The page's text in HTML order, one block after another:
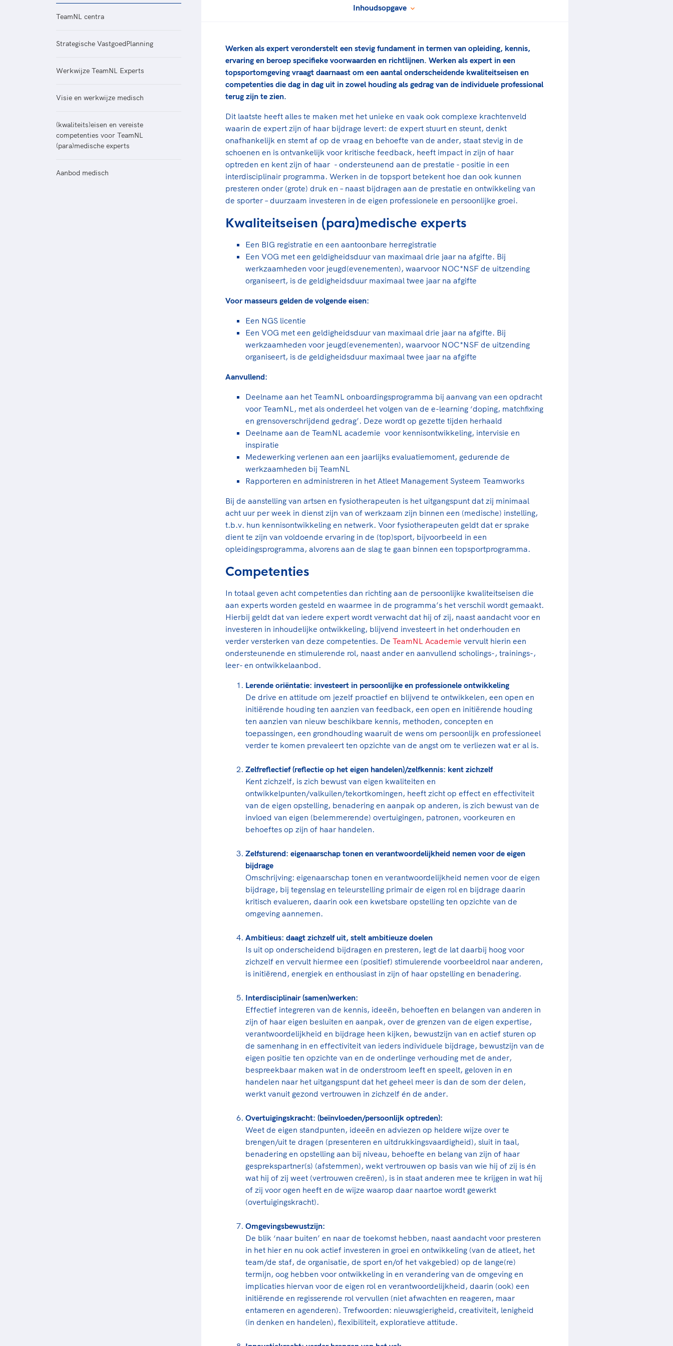
Sportakkoord II
Duurzaamheid
Vitale clubs en bestuurlijk kader
TeamNL centra
Strategische VastgoedPlanning
Werkwijze TeamNL Experts
Visie en werkwijze medisch
(kwaliteits)eisen en vereiste
competenties voor TeamNL
(para)medische experts
Aanbod medisch
Inhoudsopgave
Werken als expert veronderstelt een stevig fundament in termen van opleiding, kennis,
ervaring en beroep specifieke voorwaarden en richtlijnen. Werken als expert in een
topsportomgeving vraagt daarnaast om een aantal onderscheidende kwaliteitseisen en
competenties die dag in dag uit in zowel houding als gedrag van de individuele professional
terug zijn te zien.
Dit laatste heeft alles te maken met het unieke en vaak ook complexe krachtenveld
waarin de expert zijn of haar bijdrage levert: de expert stuurt en steunt, denkt
onafhankelijk en stemt af op de vraag en behoefte van de ander, staat stevig in de
schoenen en is ontvankelijk voor kritische feedback, heeft impact in zijn of haar
optreden en kent zijn of haar - ondersteunend aan de prestatie - positie in een
interdisciplinair programma. Werken in de topsport betekent hoe dan ook kunnen
presteren onder (grote) druk en – naast bijdragen aan de prestatie en ontwikkeling van
de sporter – duurzaam investeren in de eigen professionele en persoonlijke groei.
Kwaliteitseisen (para)medische experts
Een BIG registratie en een aantoonbare herregistratie
Een VOG met een geldigheidsduur van maximaal drie jaar na afgifte. Bij
werkzaamheden voor jeugd(evenementen), waarvoor NOC*NSF de uitzending
organiseert, is de geldigheidsduur maximaal twee jaar na afgifte
Voor masseurs gelden de volgende eisen:
Een NGS licentie
Een VOG met een geldigheidsduur van maximaal drie jaar na afgifte. Bij
werkzaamheden voor jeugd(evenementen), waarvoor NOC*NSF de uitzending
organiseert, is de geldigheidsduur maximaal twee jaar na afgifte
Aanvullend:
Deelname aan het TeamNL onboardingsprogramma bij aanvang van een opdracht
voor TeamNL, met als onderdeel het volgen van de e-learning ‘doping, matchfixing
en grensoverschrijdend gedrag’. Deze wordt op gezette tijden herhaald
Deelname aan de TeamNL academie voor kennisontwikkeling, intervisie en
inspiratie
Medewerking verlenen aan een jaarlijks evaluatiemoment, gedurende de
werkzaamheden bij TeamNL
Rapporteren en administreren in het Atleet Management Systeem Teamworks
Bij de aanstelling van artsen en fysiotherapeuten is het uitgangspunt dat zij minimaal
acht uur per week in dienst zijn van of werkzaam zijn binnen een (medische) instelling,
t.b.v. hun kennisontwikkeling en netwerk. Voor fysiotherapeuten geldt dat er sprake
dient te zijn van voldoende ervaring in de (top)sport, bijvoorbeeld in een
opleidingsprogramma, alvorens aan de slag te gaan binnen een topsportprogramma.
Competenties
In totaal geven acht competenties dan richting aan de persoonlijke kwaliteitseisen die
aan experts worden gesteld en waarmee in de programma’s het verschil wordt gemaakt.
Hierbij geldt dat van iedere expert wordt verwacht dat hij of zij, naast aandacht voor en
investeren in inhoudelijke ontwikkeling, blijvend investeert in het onderhouden en
verder versterken van deze competenties. De TeamNL Academie vervult hierin een
ondersteunende en stimulerende rol, naast ander en aanvullend scholings-, trainings-,
leer- en ontwikkelaanbod.
Lerende oriëntatie: investeert in persoonlijke en professionele ontwikkeling
De drive en attitude om jezelf proactief en blijvend te ontwikkelen, een open en
initiërende houding ten aanzien van feedback, een open en initiërende houding
ten aanzien van nieuw beschikbare kennis, methoden, concepten en
toepassingen, een grondhouding waaruit de wens om persoonlijk en professioneel
verder te komen prevaleert ten opzichte van de angst om te verliezen wat er al is.
Zelfreflectief (reflectie op het eigen handelen)/zelfkennis: kent zichzelf
Kent zichzelf, is zich bewust van eigen kwaliteiten en
ontwikkelpunten/valkuilen/tekortkomingen, heeft zicht op effect en effectiviteit
van de eigen opstelling, benadering en aanpak op anderen, is zich bewust van de
invloed van eigen (belemmerende) overtuigingen, patronen, voorkeuren en
behoeftes op zijn of haar handelen.
Zelfsturend: eigenaarschap tonen en verantwoordelijkheid nemen voor de eigen
bijdrage
Omschrijving: eigenaarschap tonen en verantwoordelijkheid nemen voor de eigen
bijdrage, bij tegenslag en teleurstelling primair de eigen rol en bijdrage daarin
kritisch evalueren, daarin ook een kwetsbare opstelling ten opzichte van de
omgeving aannemen.
Ambitieus: daagt zichzelf uit, stelt ambitieuze doelen
Is uit op onderscheidend bijdragen en presteren, legt de lat daarbij hoog voor
zichzelf en vervult hiermee een (positief) stimulerende voorbeeldrol naar anderen,
is initiërend, energiek en enthousiast in zijn of haar opstelling en benadering.
Interdisciplinair (samen)werken:
Effectief integreren van de kennis, ideeën, behoeften en belangen van anderen in
zijn of haar eigen besluiten en aanpak, over de grenzen van de eigen expertise,
verantwoordelijkheid en bijdrage heen kijken, bewustzijn van en actief sturen op
de samenhang in en effectiviteit van ieders individuele bijdrage, bewustzijn van de
eigen positie ten opzichte van en de onderlinge verhouding met de ander,
bespreekbaar maken wat in de onderstroom leeft en speelt, geloven in en
handelen naar het uitgangspunt dat het geheel meer is dan de som der delen,
werkt vanuit gezond vertrouwen in zichzelf én de ander.
Overtuigingskracht: (beïnvloeden/persoonlijk optreden):
Weet de eigen standpunten, ideeën en adviezen op heldere wijze over te
brengen/uit te dragen (presenteren en uitdrukkingsvaardigheid), sluit in taal,
benadering en opstelling aan bij niveau, behoefte en belang van zijn of haar
gesprekspartner(s) (afstemmen), wekt vertrouwen op basis van wie hij of zij is én
wat hij of zij weet (vertrouwen creëren), is in staat anderen mee te krijgen in wat hij
of zij voor ogen heeft en de wijze waarop daar naartoe wordt gewerkt
(overtuigingskracht).
Omgevingsbewustzijn:
De blik ‘naar buiten’ en naar de toekomst hebben, naast aandacht voor presteren
in het hier en nu ook actief investeren in groei en ontwikkeling (van de atleet, het
team/de staf, de organisatie, de sport en/of het vakgebied) op de lange(re)
termijn, oog hebben voor ontwikkeling in en verandering van de omgeving en
implicaties hiervan voor de eigen rol en verantwoordelijkheid, daarin (ook) een
initiërende en regisserende rol vervullen (niet afwachten en reageren, maar
entameren en agenderen). Trefwoorden: nieuwsgierigheid, creativiteit, lenigheid
(in denken en handelen), flexibiliteit, exploratieve attitude.